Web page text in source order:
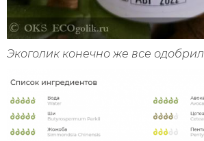
Экоголик конечно же все одобрил.